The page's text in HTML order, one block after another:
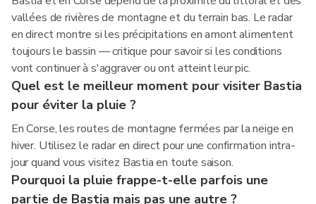
vallées de rivières de montagne et du terrain bas. Le radar
en direct montre si les précipitations en amont alimentent
toujours le bassin — critique pour savoir si les conditions
vont continuer à s'aggraver ou ont atteint leur pic.
Quel est le meilleur moment pour visiter Bastia
pour éviter la pluie ?
En Corse, les routes de montagne fermées par la neige en
hiver. Utilisez le radar en direct pour une confirmation intra-
jour quand vous visitez Bastia en toute saison.
Pourquoi la pluie frappe-t-elle parfois une
partie de Bastia mais pas une autre ?